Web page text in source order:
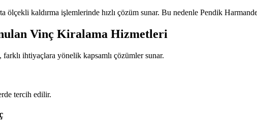
ölçekli kaldırma işlemlerinde hızlı çözüm sunar. Bu nedenle Pendik
Vinç Kiralama Hizmetleri
ihtiyaçlara yönelik kapsamlı çözümler sunar.
tercih edilir.